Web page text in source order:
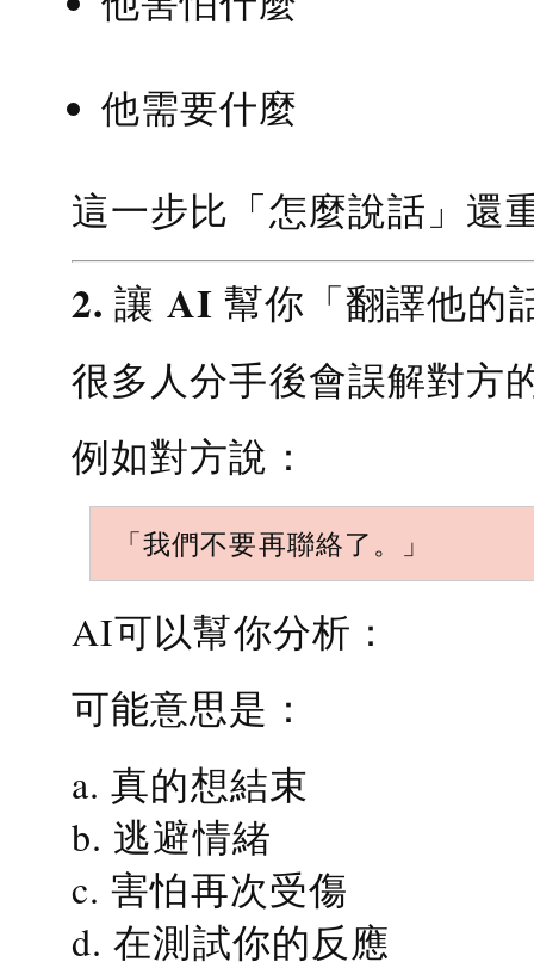
他需要什麼
這一步比「怎麼說話」還
2. 讓 AI 幫你「翻譯他的
很多人分手後會誤解對方
例如對方說：
「我們不要再聯絡了。」
AI可以幫你分析：
可能意思是：
a. 真的想結束
b. 逃避情緒
c. 害怕再次受傷
d. 在測試你的反應